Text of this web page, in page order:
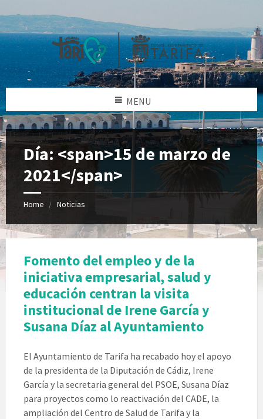
MENU
Día: <span>15 de marzo de
2021</span>
Home Noticias
Fomento del empleo y de la
iniciativa empresarial, salud y
educación centran la visita
institucional de Irene García y
Susana Díaz al Ayuntamiento
El Ayuntamiento de Tarifa ha recabado hoy el apoyo
de la presidenta de la Diputación de Cádiz, Irene
García y la secretaria general del PSOE, Susana Díaz
para proyectos como lo reactivación del CADE, la
ampliación del Centro de Salud de Tarifa y la